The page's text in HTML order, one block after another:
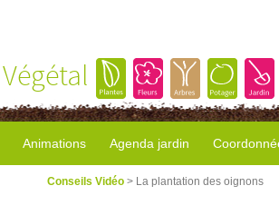
Végétal
Animations Agenda jardin
Conseils Vidéo > La plantation des oignons